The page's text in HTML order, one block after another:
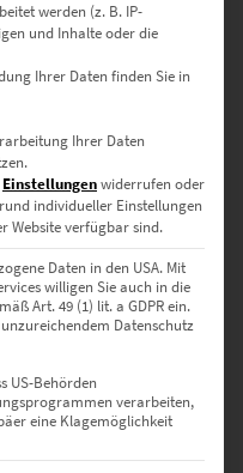
können auf der Produktseite gewählt werden
werden (z. B. IP-
und Inhalte oder die
Ihrer Daten finden Sie in
Ihrer Daten
Einstellungenwiderrufen oder
individueller Einstellungen
Website verfügbar sind.
Daten in den USA. Mit
willigen Sie auch in die
Art. 49 (1) lit. a GDPR ein.
Datenschutz
US-Behörden
verarbeiten,
eine Klagemöglichkeit